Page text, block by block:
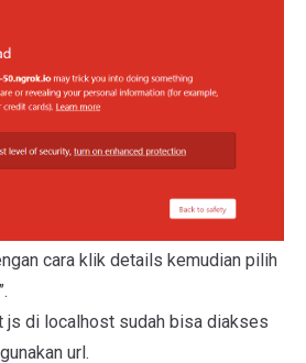
cara klik details kemudian pilih
js di localhost sudah bisa diakses
url.